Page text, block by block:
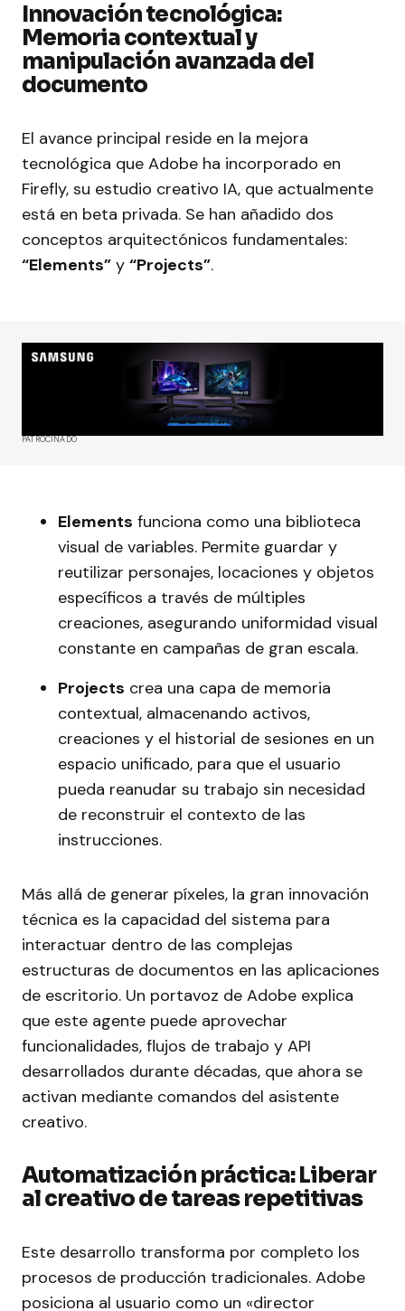
Innovación tecnológica:
Memoria contextual y
manipulación avanzada del
documento
El avance principal reside en la mejora
tecnológica que Adobe ha incorporado en
Firefly, su estudio creativo IA, que actualmente
está en beta privada. Se han añadido dos
conceptos arquitectónicos fundamentales:
“Elements” y “Projects”.
PATROCINADO
Elements funciona como una biblioteca
visual de variables. Permite guardar y
reutilizar personajes, locaciones y objetos
específicos a través de múltiples
creaciones, asegurando uniformidad visual
constante en campañas de gran escala.
Projects crea una capa de memoria
contextual, almacenando activos,
creaciones y el historial de sesiones en un
espacio unificado, para que el usuario
pueda reanudar su trabajo sin necesidad
de reconstruir el contexto de las
instrucciones.
Más allá de generar píxeles, la gran innovación
técnica es la capacidad del sistema para
interactuar dentro de las complejas
estructuras de documentos en las aplicaciones
de escritorio. Un portavoz de Adobe explica
que este agente puede aprovechar
funcionalidades, flujos de trabajo y API
desarrollados durante décadas, que ahora se
activan mediante comandos del asistente
creativo.
Automatización práctica: Liberar
al creativo de tareas repetitivas
Este desarrollo transforma por completo los
procesos de producción tradicionales. Adobe
posiciona al usuario como un «director